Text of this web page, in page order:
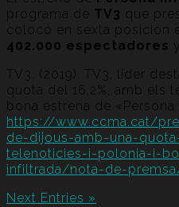
programa de TV3 que
colocó en sexta posición
402.000 espectadores
TV3. (2019). TV3, líder
quota del 16,2%, amb els
bona estrena de
https://www.ccma.cat/
de-dijous-amb-una-
telenoticies-i-polonia-i-
infiltrada/nota-de-
Next Entries »